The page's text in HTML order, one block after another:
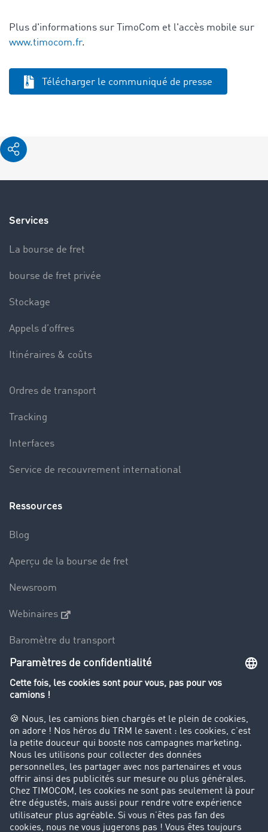
Plus d'informations sur TimoCom et l'accès mobile sur
www.timocom.fr.
Télécharger le communiqué de presse
Services
La bourse de fret
bourse de fret privée
Stockage
Appels d’offres
Itinéraires & coûts
Ordres de transport
Tracking
Interfaces
Service de recouvrement international
Ressources
Blog
Aperçu de la bourse de fret
Newsroom
Webinaires
Baromètre du transport
Le dictionnaire du transport
Interdiction de circulation des poids lourds
Entreprise
Parrainage clients
Success Stories
Cadre légal